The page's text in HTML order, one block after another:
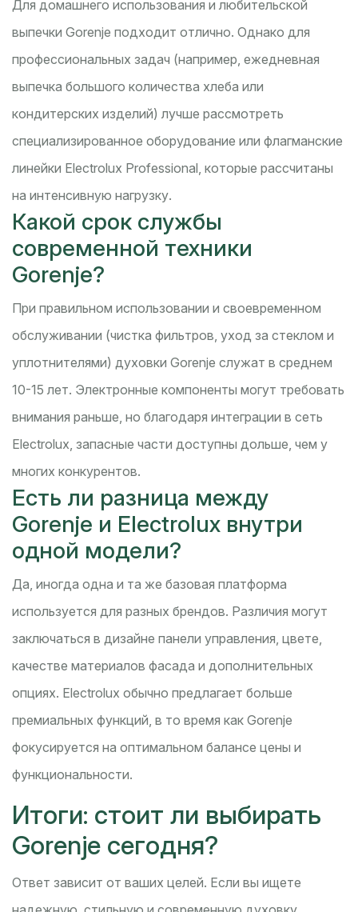
Для домашнего использования и любительской
выпечки Gorenje подходит отлично. Однако для
профессиональных задач (например, ежедневная
выпечка большого количества хлеба или
кондитерских изделий) лучше рассмотреть
специализированное оборудование или флагманские
линейки Electrolux Professional, которые рассчитаны
на интенсивную нагрузку.
Какой срок службы
современной техники
Gorenje?
При правильном использовании и своевременном
обслуживании (чистка фильтров, уход за стеклом и
уплотнителями) духовки Gorenje служат в среднем
10-15 лет. Электронные компоненты могут требовать
внимания раньше, но благодаря интеграции в сеть
Electrolux, запасные части доступны дольше, чем у
многих конкурентов.
Есть ли разница между
Gorenje и Electrolux внутри
одной модели?
Да, иногда одна и та же базовая платформа
используется для разных брендов. Различия могут
заключаться в дизайне панели управления, цвете,
качестве материалов фасада и дополнительных
опциях. Electrolux обычно предлагает больше
премиальных функций, в то время как Gorenje
фокусируется на оптимальном балансе цены и
функциональности.
Итоги: стоит ли выбирать
Gorenje сегодня?
Ответ зависит от ваших целей. Если вы ищете